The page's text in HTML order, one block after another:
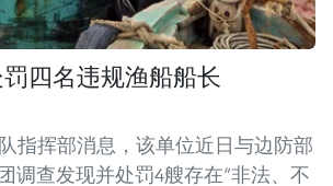
四名违规渔船船长
指挥部消息，该单位近日与边防部
调查发现并处罚4艘存在“非法、不